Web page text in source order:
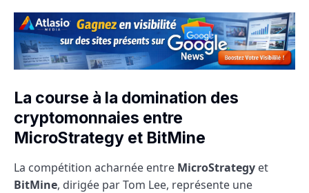
La course à la domination des
cryptomonnaies entre
MicroStrategy et BitMine
La compétition acharnée entre MicroStrategy et
BitMine, dirigée par Tom Lee, représente une